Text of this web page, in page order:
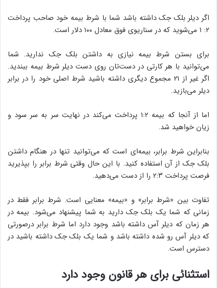
اگر دیلر بلک جک داشته باشد شما با شرط بیمه خود صاحب پرداخت
۲: ۱ می‌شوید که در سناریوی فوق معادل ۱۰۰ دلار است.
برای بستن شرط بیمه نیازی به داشتن بلک جک ندارید. شما
می‌توانید با هر کارتی در دست‌تان روی دست دیلر شرط بیمه ببندید.
اگر غیر از ۲۱ مجموع دیگری داشته باشید شرط اصلی خود را در برابر
دیلر می‌بازید.
اما از آنجا که بیمه ۱:۲ پرداخت می‌کند در نهایت سر به سر سود و
زیان خواهید شد.
بنابراین شرط برابر، بیمه‌ای است که می‌توانید تنها در هنگام داشتن
بلک جک از آن استفاده کنید. با این حال وقتی شرط برابر را بپذیرید
فرصت پرداخت ۲:۳ را از دست می‌دهید.
تفاوت بین «شرط برابر» و «بیمه» معنایی است. شرط برابر فقط در
زمانی که شما یک بلک جک دارید به شما پیشنهاد می‌شود. بیمه در
هر زمان که دیلر آس داشته باشد وجود دارد اما شرط برابر درصورتی
که دیلر آس رو شده داشته باشد و شما یک بلک جک داشته باشید در
دسترس است.
استثنائی برای هر قانون وجود دارد